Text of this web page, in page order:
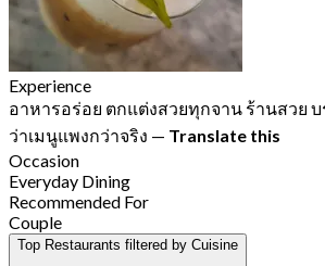
Experience
อาหารอร่อย ตกแต่งสวยทุกจาน ร้านสวย
ว่าเมนูแพงกว่าจริง — Translate this
Occasion
Everyday Dining
Recommended For
Couple
Top Restaurants filtered by Cuisine